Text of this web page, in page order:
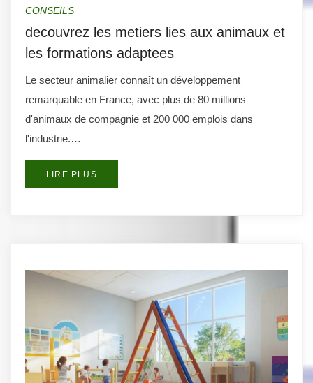
CONSEILS
decouvrez les metiers lies aux animaux et
les formations adaptees
Le secteur animalier connaît un développement
remarquable en France, avec plus de 80 millions
d'animaux de compagnie et 200 000 emplois dans
l'industrie.…
LIRE PLUS